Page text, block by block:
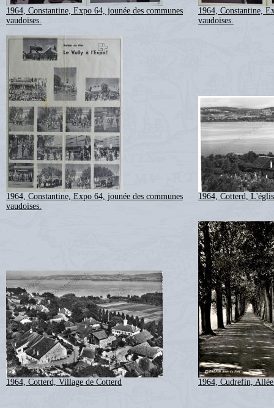
1964, Constantine, Expo 64, jounée des communes
vaudoises.
1964, Constantine,
vaudoises.
1964, Constantine, Expo 64, jounée des communes
vaudoises.
1964, Cotterd,
1964, Cotterd, Village de Cotterd 1964, Cudrefin,